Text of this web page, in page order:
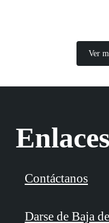
Ver
Contáctanos
Darse de Baja